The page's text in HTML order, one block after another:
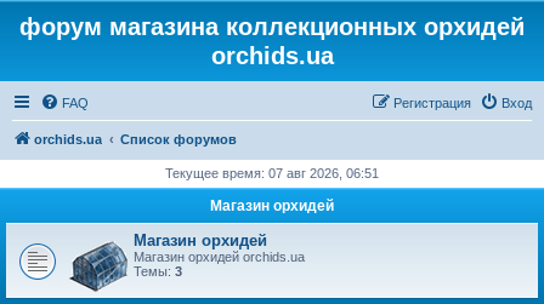
форум магазина коллекционных орхидей
orchids.ua
FAQ Вход
Регистрация
orchids.ua Список форумов
Текущее время: 07 авг 2026, 06:51
Магазин орхидей
Магазин орхидей
Магазин орхидей orchids.ua
Темы: 3